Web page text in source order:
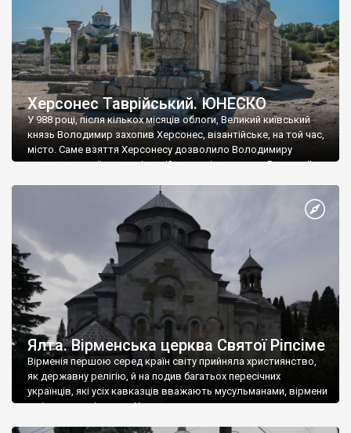
Херсонес Таврійський. ЮНЕСКО
У 988 році, після кількох місяців облоги, Великий київський
князь Володимир захопив Херсонес, візантійське, на той час,
місто. Саме взяття Херсонесу дозволило Володимиру
диктувати свої умови візантійському імператору Василю ІІ, та
Херсонесі Володимир-язичник, став Василем-християнином.
А потім було Хрещення Русі. На честь Херсонесу Таврійського
Ялта. Вірменська церква Святої Ріпсіме
Вірменія першою серед країн світу прийняла християнство,
як державну релігію, й на подив багатьох пересічних
українців, які усіх кавказців вважають мусульманами, вірмени
є відданими вірянами Христа